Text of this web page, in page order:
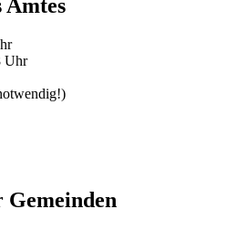
Amtes
Uhr
Gemeinden